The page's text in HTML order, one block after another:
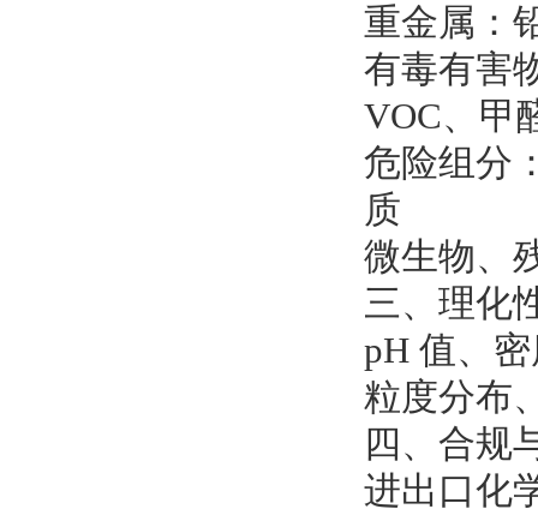
重金属：
有毒有害
VOC、甲
危险组分
质
微生物、
三、理化
pH 值、
粒度分布
四、合规
进出口化